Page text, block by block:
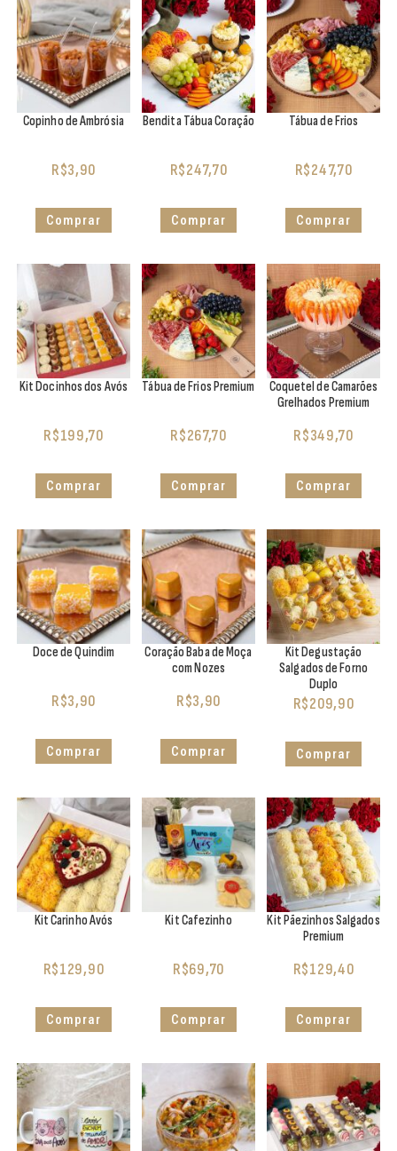
Copinho de Ambrósia
R$3,90
Comprar
Bendita Tábua Coração
R$247,70
Comprar
Tábua de Frios
R$247,70
Comprar
Kit Docinhos dos Avós
R$199,70
Comprar
Tábua de Frios Premium
R$267,70
Comprar
Coquetel de Camarões
Grelhados Premium
R$349,70
Comprar
Doce de Quindim
R$3,90
Comprar
Coração Baba de Moça
com Nozes
R$3,90
Comprar
Kit Degustação
Salgados de Forno
Duplo
R$209,90
Comprar
Kit Carinho Avós
R$129,90
Comprar
Kit Cafezinho
R$69,70
Comprar
Kit Pãezinhos Salgados
Premium
R$129,40
Comprar